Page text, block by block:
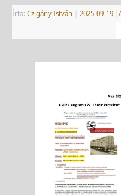
Írta: Czigány István 2025-09-19